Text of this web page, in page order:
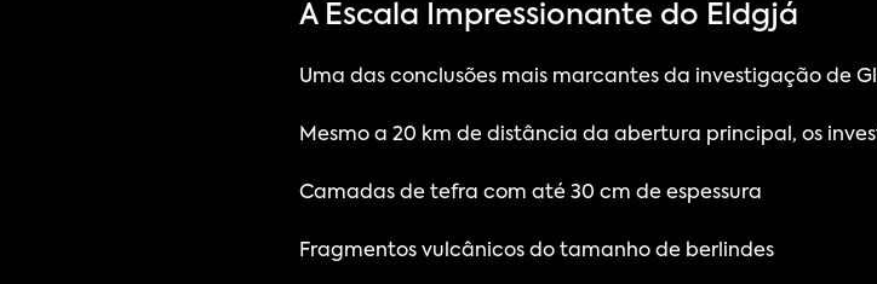
A Escala Impressionante do Eldgjá
Uma das conclusões mais marcantes da investigação de
Mesmo a 20 km de distância da abertura principal, os
Camadas de tefra com até 30 cm de espessura
Fragmentos vulcânicos do tamanho de berlindes